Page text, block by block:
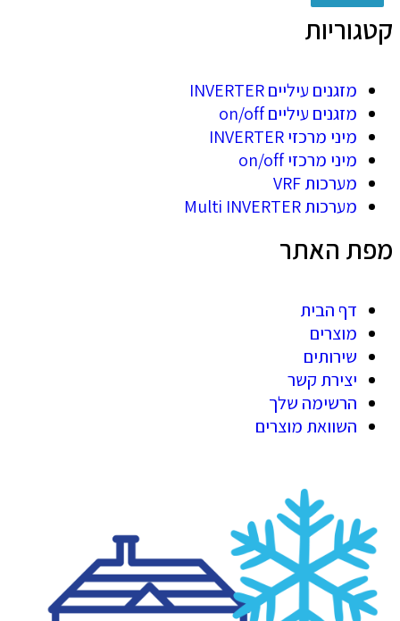
קטגוריות
מזגנים עיליים INVERTER
מזגנים עיליים on/off
מיני מרכזי INVERTER
מיני מרכזי on/off
מערכות VRF
מערכות Multi INVERTER
מפת האתר
דף הבית
מוצרים
שירותים
יצירת קשר
הרשימה שלך
השוואת מוצרים